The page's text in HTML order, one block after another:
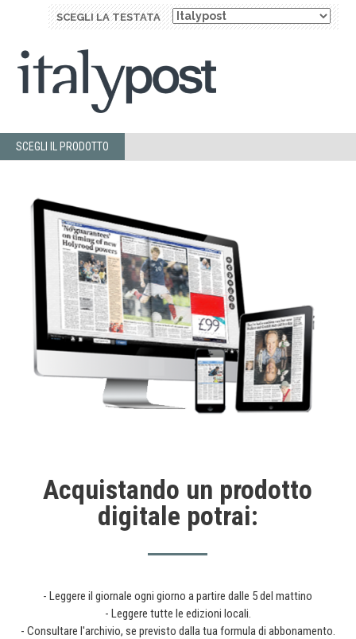
SCEGLI LA TESTATA
SCEGLI IL PRODOTTO
Acquistando un prodotto
digitale potrai:
- Leggere il giornale ogni giorno a partire dalle 5 del mattino
- Leggere tutte le edizioni locali.
- Consultare l'archivio, se previsto dalla tua formula di abbonamento.